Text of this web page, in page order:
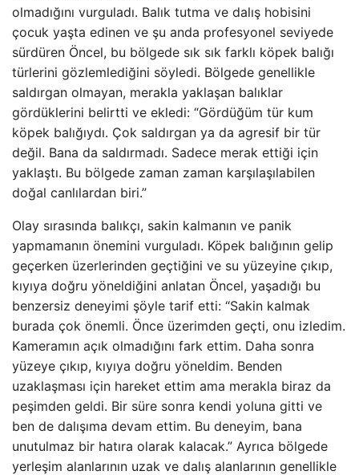
olmadığını vurguladı. Balık tutma ve dalış hobisini
çocuk yaşta edinen ve şu anda profesyonel seviyede
sürdüren Öncel, bu bölgede sık sık farklı köpek balığı
türlerini gözlemlediğini söyledi. Bölgede genellikle
saldırgan olmayan, merakla yaklaşan balıklar
gördüklerini belirtti ve ekledi: “Gördüğüm tür kum
köpek balığıydı. Çok saldırgan ya da agresif bir tür
değil. Bana da saldırmadı. Sadece merak ettiği için
yaklaştı. Bu bölgede zaman zaman karşılaşılabilen
doğal canlılardan biri.”
Olay sırasında balıkçı, sakin kalmanın ve panik
yapmamanın önemini vurguladı. Köpek balığının gelip
geçerken üzerlerinden geçtiğini ve su yüzeyine çıkıp,
kıyıya doğru yöneldiğini anlatan Öncel, yaşadığı bu
benzersiz deneyimi şöyle tarif etti: “Sakin kalmak
burada çok önemli. Önce üzerimden geçti, onu izledim.
Kameramın açık olmadığını fark ettim. Daha sonra
yüzeye çıkıp, kıyıya doğru yöneldim. Benden
uzaklaşması için hareket ettim ama merakla biraz da
peşimden geldi. Bir süre sonra kendi yoluna gitti ve
ben de dalışıma devam ettim. Bu deneyim, bana
unutulmaz bir hatıra olarak kalacak.” Ayrıca bölgede
yerleşim alanlarının uzak ve dalış alanlarının genellikle